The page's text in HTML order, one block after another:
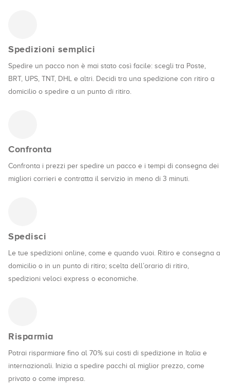
Spedizioni semplici
Spedire un pacco non è mai stato così facile: scegli tra Poste,
BRT, UPS, TNT, DHL e altri. Decidi tra una spedizione con ritiro a
domicilio o spedire a un punto di ritiro.
Confronta
Confronta i prezzi per spedire un pacco e i tempi di consegna dei
migliori corrieri e contratta il servizio in meno di 3 minuti.
Spedisci
Le tue spedizioni online, come e quando vuoi. Ritiro e consegna a
domicilio o in un punto di ritiro; scelta dell’orario di ritiro,
spedizioni veloci express o economiche.
Risparmia
Potrai risparmiare fino al 70% sui costi di spedizione in Italia e
internazionali. Inizia a spedire pacchi al miglior prezzo, come
privato o come impresa.